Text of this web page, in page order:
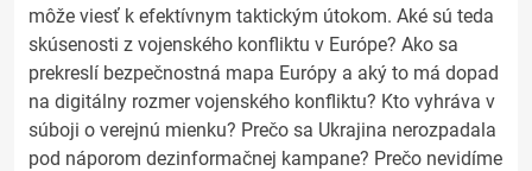
môže viesť k efektívnym taktickým útokom. Aké sú teda
skúsenosti z vojenského konfliktu v Európe? Ako sa
prekreslí bezpečnostná mapa Európy a aký to má dopad
na digitálny rozmer vojenského konfliktu? Kto vyhráva v
súboji o verejnú mienku? Prečo sa Ukrajina nerozpadala
pod náporom dezinformačnej kampane? Prečo nevidíme